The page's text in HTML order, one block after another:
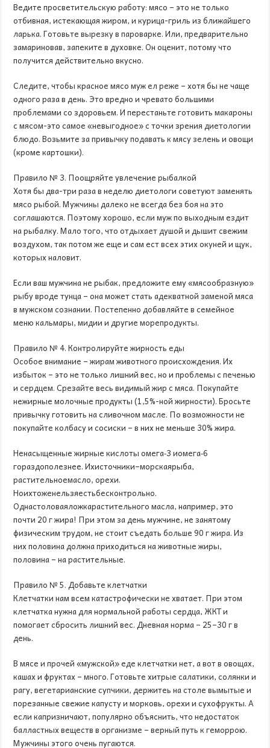
Ведите просветительскую работу: мясо – это не только
отбивная, истекающая жиром, и курица-гриль из ближайшего
ларька. Готовьте вырезку в пароварке. Или, предварительно
замариновав, запеките в духовке. Он оценит, потому что
получится действительно вкусно.
Следите, чтобы красное мясо муж ел реже – хотя бы не чаще
одного раза в день. Это вредно и чревато большими
проблемами со здоровьем. И перестаньте готовить макароны
с мясом-это самое «невыгодное» с точки зрения диетологии
блюдо. Возьмите за привычку подавать к мясу зелень и овощи
(кроме картошки).
Правило № 3. Поощряйте увлечение рыбалкой
Хотя бы два-три раза в неделю диетологи советуют заменять
мясо рыбой. Мужчины далеко не всегда без боя на это
соглашаются. Поэтому хорошо, если муж по выходным ездит
на рыбалку. Мало того, что отдыхает душой и дышит свежим
воздухом, так потом же еще и сам ест всех этих окуней и щук,
которых наловит.
Если ваш мужчина не рыбак, предложите ему «мясообразную»
рыбу вроде тунца – она может стать адекватной заменой мяса
в мужском сознании. Постепенно добавляйте в семейное
меню кальмары, мидии и другие морепродукты.
Правило № 4. Контролируйте жирность еды
Особое внимание – жирам животного происхождения. Их
избыток – это не только лишний вес, но и проблемы с печенью
и сердцем. Срезайте весь видимый жир с мяса. Покупайте
нежирные молочные продукты (1,5%-ной жирности). Бросьте
привычку готовить на сливочном масле. По возможности не
покупайте колбасу и сосиски – в них не меньше 30% жира.
Ненасыщенные жирные кислоты омега‑3 иомега‑6
гораздополезнее. Ихисточники–морскаярыба,
растительноемасло, орехи.
Ноихтоженельзяестьбесконтрольно.
Однастоловаяложкарастительного масла, например, это
почти 20 г жира! При этом за день мужчине, не занятому
физическим трудом, не стоит съедать больше 90 г жира. Из
них половина должна приходиться на животные жиры,
половина – на растительные.
Правило № 5. Добавьте клетчатки
Клетчатки нам всем катастрофически не хватает. При этом
клетчатка нужна для нормальной работы сердца, ЖКТ и
помогает сбросить лишний вес. Дневная норма – 25–30 г в
день.
В мясе и прочей «мужской» еде клетчатки нет, а вот в овощах,
кашах и фруктах – много. Готовьте хитрые салатики, солянки и
рагу, вегетарианские супчики, держитеь на столе вымытые и
порезанные свежие капусту и морковь, орехи и сухофрукты. А
если капризничают, популярно объяснить, что недостаток
балластных веществ в организме – верный путь к геморрою.
Мужчины этого очень пугаются.